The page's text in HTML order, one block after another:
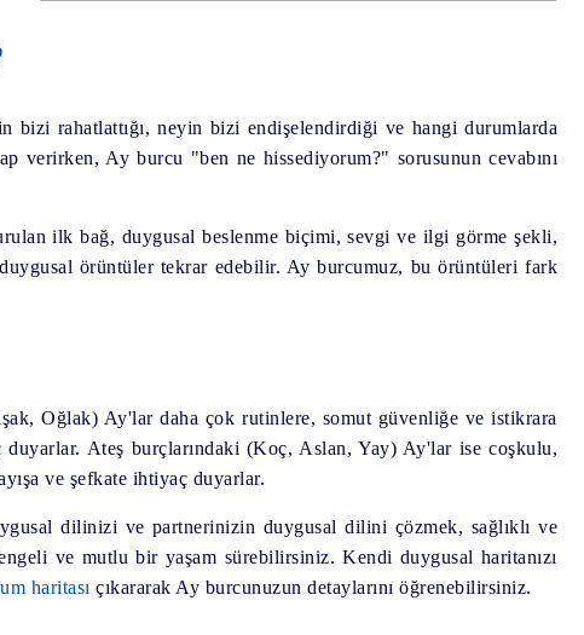
bizi rahatlattığı, neyin bizi endişelendirdiği ve hangi durumlarda
verirken, Ay burcu "ben ne hissediyorum?" sorusunun cevabını
ilk bağ, duygusal beslenme biçimi, sevgi ve ilgi görme şekli,
örüntüler tekrar edebilir. Ay burcumuz, bu örüntüleri fark
Oğlak) Ay'lar daha çok rutinlere, somut güvenliğe ve istikrara
Ateş burçlarındaki (Koç, Aslan, Yay) Ay'lar ise coşkulu,
ve şefkate ihtiyaç duyarlar.
dilinizi ve partnerinizin duygusal dilini çözmek, sağlıklı ve
ve mutlu bir yaşam sürebilirsiniz. Kendi duygusal haritanızı
haritası çıkararak Ay burcunuzun detaylarını öğrenebilirsiniz.